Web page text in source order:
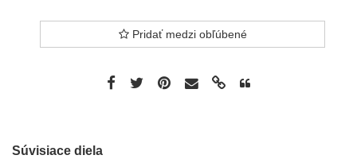
Pridať medzi obľúbené
Súvisiace diela